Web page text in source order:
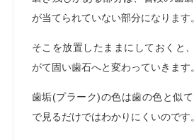
が当てられていない部分になります。
そこを放置したままにしておくと
がて固い歯石へと変わっていきます。
歯垢(プラーク)の色は歯の色と似
で見るだけではわかりにくいのです。